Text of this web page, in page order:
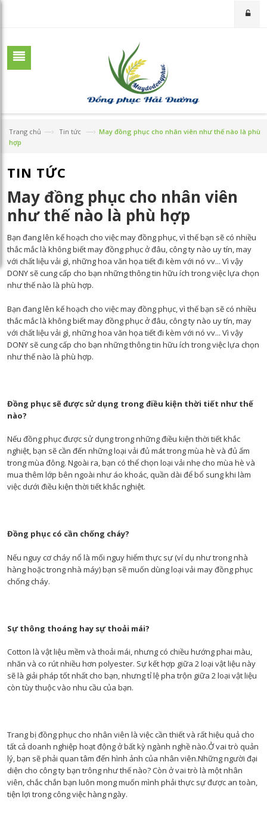
Trang chủ —› Tin tức —› May đồng phục cho nhân viên như thế nào là phù
hợp
TIN TỨC
May đồng phục cho nhân viên
như thế nào là phù hợp
Bạn đang lên kế hoạch cho việc may đồng phục, vì thế bạn sẽ có nhiều
thắc mắc là không biết may đồng phục ở đâu, công ty nào uy tín, may
với chất liệu vải gì, những hoa văn họa tiết đi kèm với nó vv... Vì vậy
DONY sẽ cung cấp cho bạn những thông tin hữu ích trong việc lựa chọn
như thế nào là phù hợp.
Bạn đang lên kế hoạch cho việc may đồng phục, vì thế bạn sẽ có nhiều
thắc mắc là không biết may đồng phục ở đâu, công ty nào uy tín, may
với chất liệu vải gì, những hoa văn họa tiết đi kèm với nó vv... Vì vậy
DONY sẽ cung cấp cho bạn những thông tin hữu ích trong việc lựa chọn
như thế nào là phù hợp.
Đồng phục sẽ được sử dụng trong điều kiện thời tiết như thế
nào?
Nếu đồng phục được sử dụng trong những điều kiện thời tiết khắc
nghiệt, bạn sẽ cần đến những loại vải đủ mát trong mùa hè và đủ ấm
trong mùa đông. Ngoài ra, bạn có thể chọn loại vải nhẹ cho mùa hè và
mua thêm lớp bên ngoài như áo khoác, quần dài để bổ sung khi làm
việc dưới điều kiện thời tiết khắc nghiệt.
Đồng phục có cần chống cháy?
Nếu nguy cơ cháy nổ là mối nguy hiểm thực sự (ví dụ như trong nhà
hàng hoặc trong nhà máy) bạn sẽ muốn dùng loại vải may đồng phục
chống cháy.
Sự thông thoáng hay sự thoải mái?
Cotton là vật liệu mềm và thoải mái, nhưng có chiều hướng phai màu,
nhăn và co rút nhiều hơn polyester. Sự kết hợp giữa 2 loại vật liệu này
sẽ là giải pháp tốt nhất cho bạn, nhưng tỉ lệ pha trộn giữa 2 loại vật liệu
còn tùy thuộc vào nhu cầu của bạn.
Trang bị đồng phục cho nhân viên là việc cần thiết và rất hiệu quả cho
tất cả doanh nghiệp hoạt động ở bất kỳ ngành nghề nào.Ở vai trò quản
lý, bạn sẽ phải quan tâm đến hình ảnh của nhân viên.Những người đại
diện cho công ty bạn trông như thế nào? Còn ở vai trò là một nhân
viên, chắc chắn bạn luôn mong muốn mình phải thực sự được an toàn,
tiện lợi trong công việc hàng ngày.